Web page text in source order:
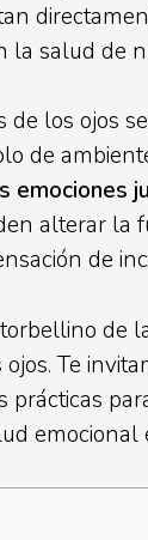
salud de
de los ojos
de
emociones
alterar la
de
de
Te
prácticas
emocional